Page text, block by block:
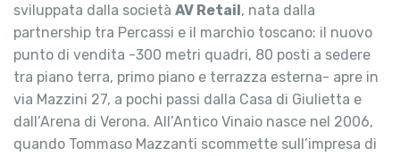
sviluppata dalla società AV Retail, nata dalla
partnership tra Percassi e il marchio toscano: il nuovo
punto di vendita -300 metri quadri, 80 posti a sedere
tra piano terra, primo piano e terrazza esterna- apre in
via Mazzini 27, a pochi passi dalla Casa di Giulietta e
dall’Arena di Verona. All’Antico Vinaio nasce nel 2006,
quando Tommaso Mazzanti scommette sull’impresa di